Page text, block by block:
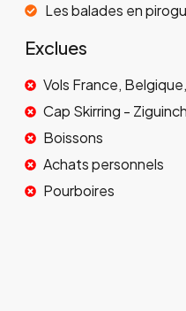
Les balades en
Exclues
Vols France,
Cap Skirring -
Boissons
Achats personnels
Pourboires